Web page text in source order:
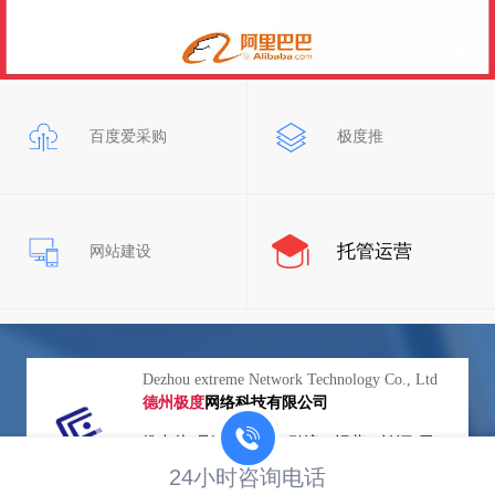
百度爱采购 极度推
网站建设 托管运营
Dezhou extreme Network Technology Co., Ltd
德州极度网络科技有限公司
推出从“品牌、建站、引流、运营、认证”于一
身的一站式网络营销方案 为B2B行业的企业主
布局国内线上新生态的物联网推广服务
24小时咨询电话